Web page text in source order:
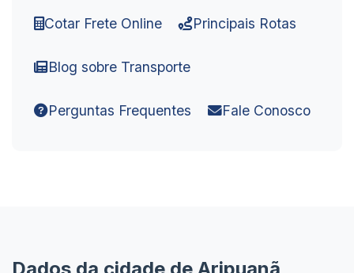
Cotar Frete Online Principais Rotas
Blog sobre Transporte
Perguntas Frequentes Fale Conosco